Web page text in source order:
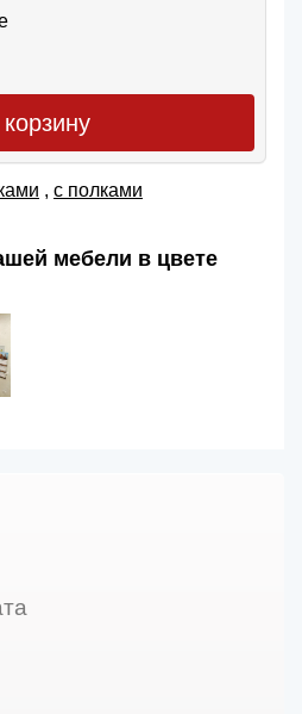
, с полками
мебели в цвете